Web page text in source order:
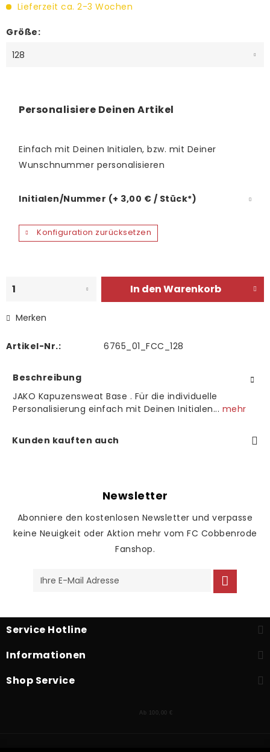
Lieferzeit ca. 2-3 Wochen
Größe:
Personalisiere Deinen Artikel
Einfach mit Deinen Initialen, bzw. mit Deiner
Wunschnummer personalisieren
Initialen/Nummer (+ 3,00 € / Stück*)
Konfiguration zurücksetzen
In denWarenkorb
Merken
Artikel-Nr.: 6765_01_FCC_128
Beschreibung
JAKO Kapuzensweat Base . Für die individuelle
Personalisierung einfach mit Deinen Initialen... mehr
Kunden kauften auch
Newsletter
Abonniere den kostenlosen Newsletter und verpasse
keine Neuigkeit oder Aktion mehr vom FC Cobbenrode
Fanshop.
Service Hotline
Informationen
Shop Service
Ab 100,00 €